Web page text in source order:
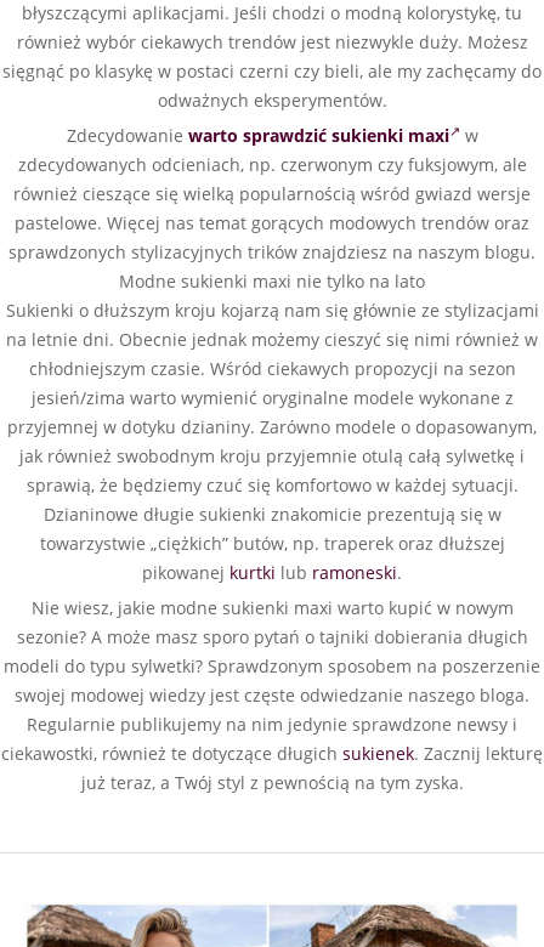
błyszczącymi aplikacjami. Jeśli chodzi o modną kolorystykę, tu
również wybór ciekawych trendów jest niezwykle duży. Możesz
sięgnąć po klasykę w postaci czerni czy bieli, ale my zachęcamy do
odważnych eksperymentów.
Zdecydowanie warto sprawdzić sukienki maxi
w
zdecydowanych odcieniach, np. czerwonym czy fuksjowym, ale
również cieszące się wielką popularnością wśród gwiazd wersje
pastelowe. Więcej nas temat gorących modowych trendów oraz
sprawdzonych stylizacyjnych trików znajdziesz na naszym blogu.
Modne sukienki maxi nie tylko na lato
Sukienki o dłuższym kroju kojarzą nam się głównie ze stylizacjami
na letnie dni. Obecnie jednak możemy cieszyć się nimi również w
chłodniejszym czasie. Wśród ciekawych propozycji na sezon
jesień/zima warto wymienić oryginalne modele wykonane z
przyjemnej w dotyku dzianiny. Zarówno modele o dopasowanym,
jak również swobodnym kroju przyjemnie otulą całą sylwetkę i
sprawią, że będziemy czuć się komfortowo w każdej sytuacji.
Dzianinowe długie sukienki znakomicie prezentują się w
towarzystwie „ciężkich” butów, np. traperek oraz dłuższej
pikowanej kurtki lub ramoneski.
Nie wiesz, jakie modne sukienki maxi warto kupić w nowym
sezonie? A może masz sporo pytań o tajniki dobierania długich
modeli do typu sylwetki? Sprawdzonym sposobem na poszerzenie
swojej modowej wiedzy jest częste odwiedzanie naszego bloga.
Regularnie publikujemy na nim jedynie sprawdzone newsy i
ciekawostki, również te dotyczące długich sukienek. Zacznij lekturę
już teraz, a Twój styl z pewnością na tym zyska.